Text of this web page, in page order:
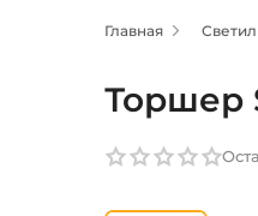
Главная
Торшер